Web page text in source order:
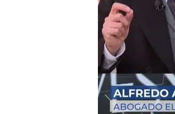
Iñigo